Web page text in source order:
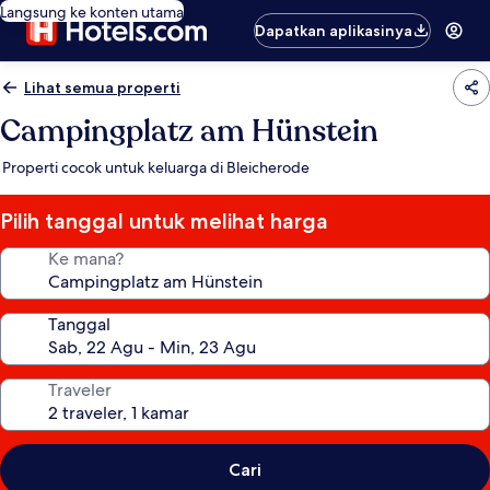
Langsung ke konten utama
Dapatkan aplikasinya
Lihat semua properti
Campingplatz am Hünstein
Properti cocok untuk keluarga di Bleicherode
Pilih tanggal untuk melihat harga
Ke mana?
Tanggal
Traveler
Cari